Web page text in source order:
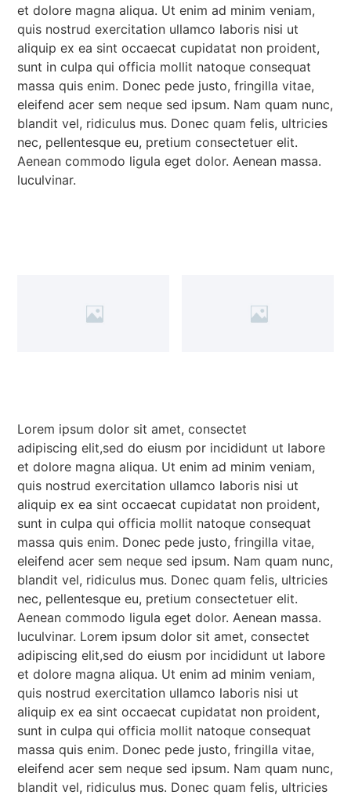
et dolore magna aliqua. Ut enim ad minim veniam,
quis nostrud exercitation ullamco laboris nisi ut
aliquip ex ea sint occaecat cupidatat non proident,
sunt in culpa qui officia mollit natoque consequat
massa quis enim. Donec pede justo, fringilla vitae,
eleifend acer sem neque sed ipsum. Nam quam nunc,
blandit vel, ridiculus mus. Donec quam felis, ultricies
nec, pellentesque eu, pretium consectetuer elit.
Aenean commodo ligula eget dolor. Aenean massa.
luculvinar.
Lorem ipsum dolor sit amet, consectet
adipiscing elit,sed do eiusm por incididunt ut labore
et dolore magna aliqua. Ut enim ad minim veniam,
quis nostrud exercitation ullamco laboris nisi ut
aliquip ex ea sint occaecat cupidatat non proident,
sunt in culpa qui officia mollit natoque consequat
massa quis enim. Donec pede justo, fringilla vitae,
eleifend acer sem neque sed ipsum. Nam quam nunc,
blandit vel, ridiculus mus. Donec quam felis, ultricies
nec, pellentesque eu, pretium consectetuer elit.
Aenean commodo ligula eget dolor. Aenean massa.
luculvinar. Lorem ipsum dolor sit amet, consectet
adipiscing elit,sed do eiusm por incididunt ut labore
et dolore magna aliqua. Ut enim ad minim veniam,
quis nostrud exercitation ullamco laboris nisi ut
aliquip ex ea sint occaecat cupidatat non proident,
sunt in culpa qui officia mollit natoque consequat
massa quis enim. Donec pede justo, fringilla vitae,
eleifend acer sem neque sed ipsum. Nam quam nunc,
blandit vel, ridiculus mus. Donec quam felis, ultricies